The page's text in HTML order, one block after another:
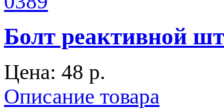
Болт реактивной
Цена: 48 p.
Описание товара